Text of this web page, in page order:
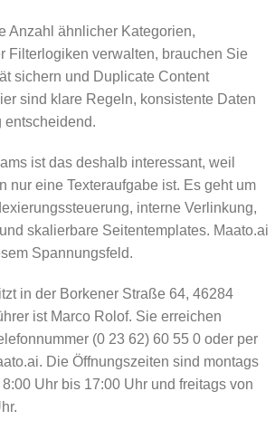
Anzahl ähnlicher Kategorien,
Filterlogiken verwalten, brauchen Sie
sichern und Duplicate Content
sind klare Regeln, konsistente Daten
entscheidend.
ist das deshalb interessant, weil
nur eine Texteraufgabe ist. Es geht um
interne Verlinkung,
skalierbare Seitentemplates. Maato.ai
Spannungsfeld.
in der Borkener Straße 64, 46284
ist Marco Rolof. Sie erreichen
(0 23 62) 60 55 0 oder per
Die Öffnungszeiten sind montags
Uhr bis 17:00 Uhr und freitags von